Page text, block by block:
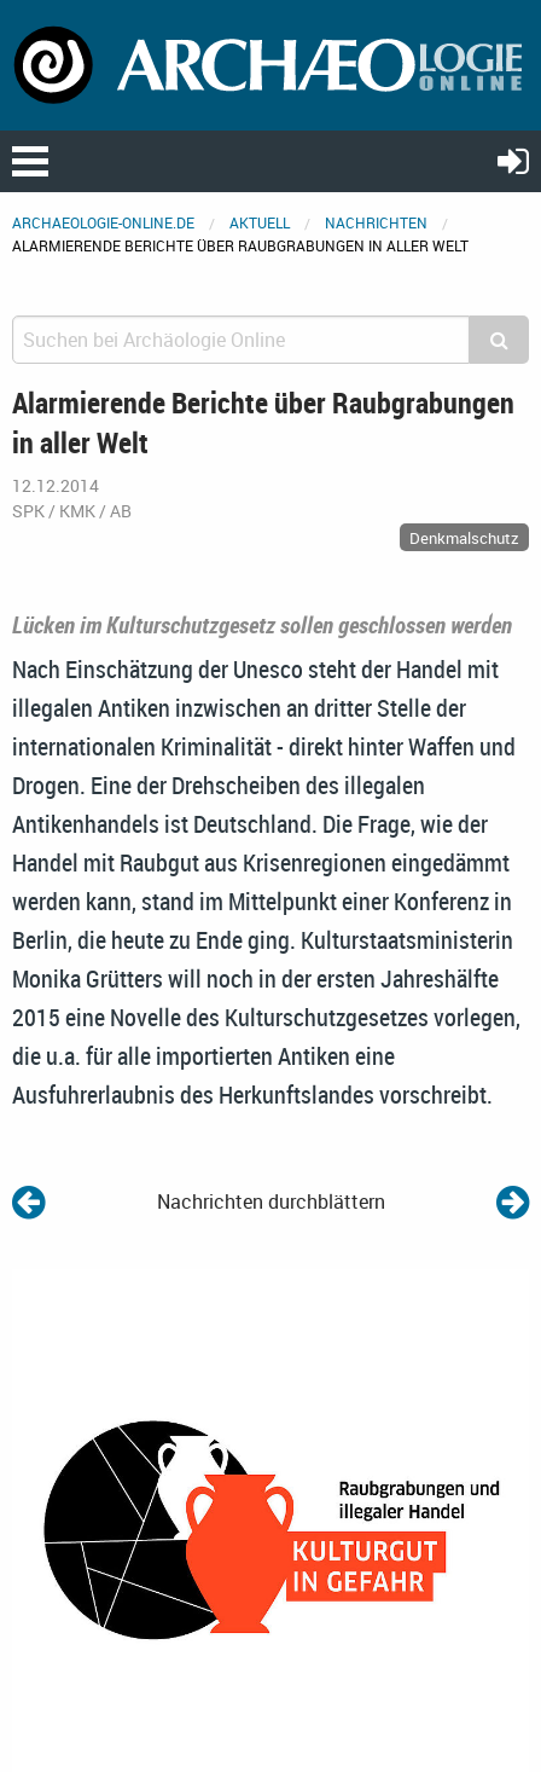
ARCHAEOLOGIE-ONLINE.DE AKTUELL
NACHRICHTEN
ALARMIERENDE BERICHTE ÜBER RAUBGRABUNGEN IN ALLER WELT
Alarmierende Berichte über Raubgrabungen
in aller Welt
12.12.2014
SPK / KMK / AB
Denkmalschutz
Lücken im Kulturschutzgesetz sollen geschlossen werden
Nach Einschätzung der Unesco steht der Handel mit
illegalen Antiken inzwischen an dritter Stelle der
internationalen Kriminalität - direkt hinter Waffen und
Drogen. Eine der Drehscheiben des illegalen
Antikenhandels ist Deutschland. Die Frage, wie der
Handel mit Raubgut aus Krisenregionen eingedämmt
werden kann, stand im Mittelpunkt einer Konferenz in
Berlin, die heute zu Ende ging. Kulturstaatsministerin
Monika Grütters will noch in der ersten Jahreshälfte
2015 eine Novelle des Kulturschutzgesetzes vorlegen,
die u.a. für alle importierten Antiken eine
Ausfuhrerlaubnis des Herkunftslandes vorschreibt.
Nachrichten durchblättern